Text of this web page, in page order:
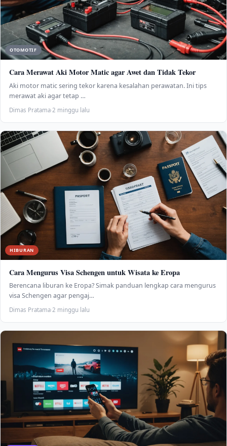
OTOMOTIF
Cara Merawat Aki Motor Matic agar Awet dan Tidak Tekor
Aki motor matic sering tekor karena kesalahan perawatan. Ini tips
merawat aki agar tetap …
Dimas Pratama·2 minggu lalu
HIBURAN
Cara Mengurus Visa Schengen untuk Wisata ke Eropa
Berencana liburan ke Eropa? Simak panduan lengkap cara mengurus
visa Schengen agar pengaj…
Dimas Pratama·2 minggu lalu